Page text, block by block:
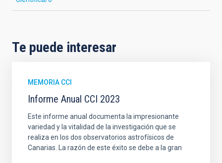
Te puede interesar
MEMORIA CCI
Informe Anual CCI 2023
Este informe anual documenta la impresionante
variedad y la vitalidad de la investigación que se
realiza en los dos observatorios astrofísicos de
Canarias. La razón de este éxito se debe a la gran